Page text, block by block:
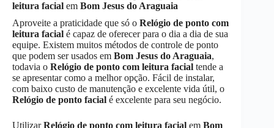
leitura facial em Bom Jesus do Araguaia
Aproveite a praticidade que só o Relógio de ponto com
leitura facial é capaz de oferecer para o dia a dia de sua
equipe. Existem muitos métodos de controle de ponto
que podem ser usados em Bom Jesus do Araguaia,
todavia o Relógio de ponto com leitura facial tende a
se apresentar como a melhor opção. Fácil de instalar,
com baixo custo de manutenção e excelente vida útil, o
Relógio de ponto facial é excelente para seu negócio.
UtilizarRelógio de ponto com leitura facial em Bom